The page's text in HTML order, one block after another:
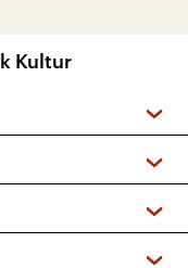
Kultur